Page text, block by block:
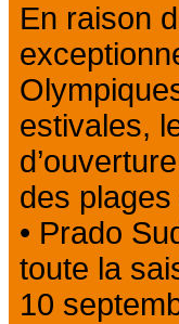
En raison
estivales,
d’ouverture
des
• Prado
toute la
10